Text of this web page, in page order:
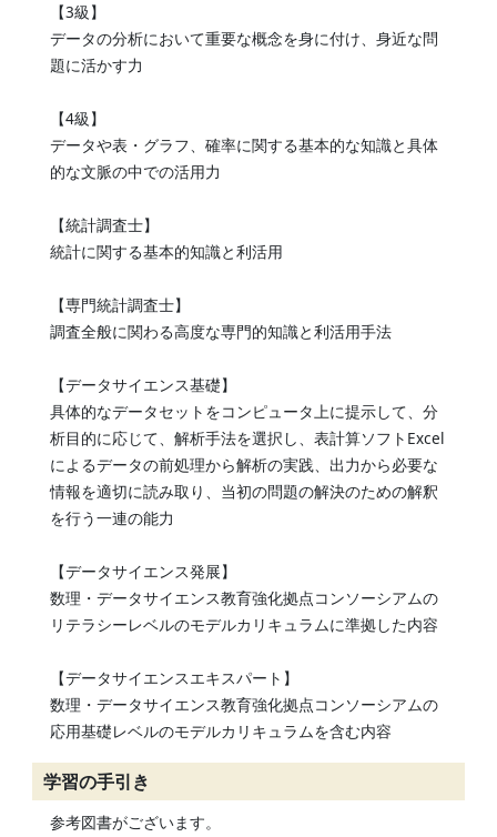
【3級】
データの分析において重要な概念を身に付け、身近な問
題に活かす力
【4級】
データや表・グラフ、確率に関する基本的な知識と具体
的な文脈の中での活用力
【統計調査士】
統計に関する基本的知識と利活用
【専門統計調査士】
調査全般に関わる高度な専門的知識と利活用手法
【データサイエンス基礎】
具体的なデータセットをコンピュータ上に提示して、分
析目的に応じて、解析手法を選択し、表計算ソフトExcel
によるデータの前処理から解析の実践、出力から必要な
情報を適切に読み取り、当初の問題の解決のための解釈
を行う一連の能力
【データサイエンス発展】
数理・データサイエンス教育強化拠点コンソーシアムの
リテラシーレベルのモデルカリキュラムに準拠した内容
【データサイエンスエキスパート】
数理・データサイエンス教育強化拠点コンソーシアムの
応用基礎レベルのモデルカリキュラムを含む内容
学習の手引き
参考図書がございます。